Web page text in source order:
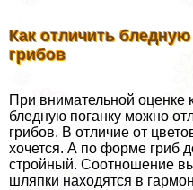
Как отличить
грибов
При внимательной оценке
бледную поганку можно
грибов. В отличие от
хочется. А по форме гриб
стройный. Соотношение
шляпки находятся в